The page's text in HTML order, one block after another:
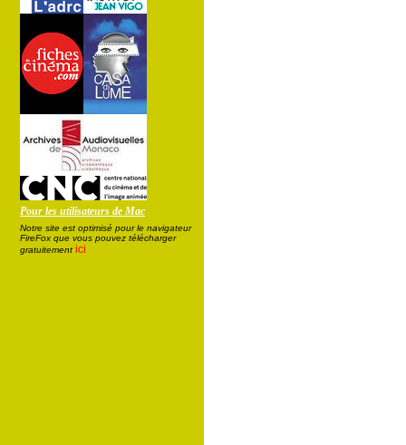
Pour les utilisateurs de Mac
Notre site est optimisé pour le navigateur
FireFox que vous pouvez télécharger
gratuitement ici